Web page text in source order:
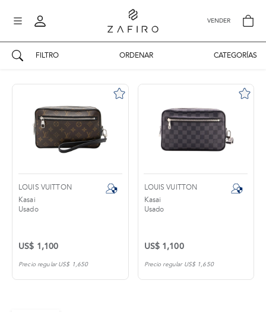
VENDER
FILTRO ORDENAR CATEGORÍAS
Mis favoritos
Publicaciones
Compras
Ventas
LOUIS VUITTON
Kasai
Usado
US$ 1,100
Precio regular US$ 1,650
LOUIS VUITTON
Kasai
Usado
US$ 1,100
Precio regular US$ 1,650